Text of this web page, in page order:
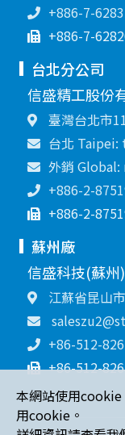
+886-7-
+886-7-
台北分公司
信盛精工股份
臺灣台北市
台北
外銷
+886-2-
+886-2-
蘇州廠
信盛科技(蘇州
江蘇省昆山
+86-512-
+86-512-
本網站使用cookie
用cookie。